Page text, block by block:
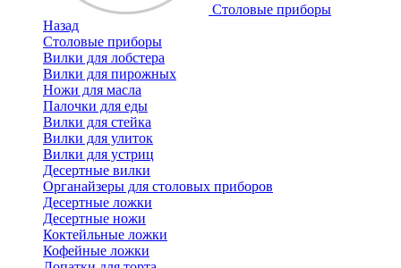
Cтоловые приборы
Назад
Cтоловые приборы
Вилки для лобстера
Вилки для пирожных
Ножи для масла
Палочки для еды
Вилки для стейка
Вилки для улиток
Вилки для устриц
Десертные вилки
Органайзеры для столовых приборов
Десертные ложки
Десертные ножи
Коктейльные ложки
Кофейные ложки